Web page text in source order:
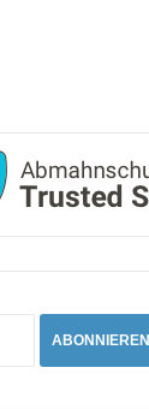
ABONNIEREN